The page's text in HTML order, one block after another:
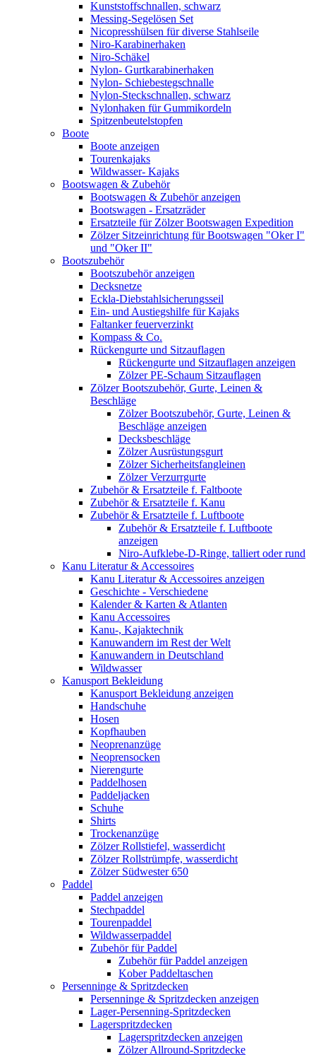
Kunststoffschnallen, schwarz
Messing-Segelösen Set
Nicopresshülsen für diverse Stahlseile
Niro-Karabinerhaken
Niro-Schäkel
Nylon- Gurtkarabinerhaken
Nylon- Schiebestegschnalle
Nylon-Steckschnallen, schwarz
Nylonhaken für Gummikordeln
Spitzenbeutelstopfen
Boote
Boote anzeigen
Tourenkajaks
Wildwasser- Kajaks
Bootswagen & Zubehör
Bootswagen & Zubehör anzeigen
Bootswagen - Ersatzräder
Ersatzteile für Zölzer Bootswagen Expedition
Zölzer Sitzeinrichtung für Bootswagen "Oker I"
und "Oker II"
Bootszubehör
Bootszubehör anzeigen
Decksnetze
Eckla-Diebstahlsicherungsseil
Ein- und Austiegshilfe für Kajaks
Faltanker feuerverzinkt
Kompass & Co.
Rückengurte und Sitzauflagen
Rückengurte und Sitzauflagen anzeigen
Zölzer PE-Schaum Sitzauflagen
Zölzer Bootszubehör, Gurte, Leinen &
Beschläge
Zölzer Bootszubehör, Gurte, Leinen &
Beschläge anzeigen
Decksbeschläge
Zölzer Ausrüstungsgurt
Zölzer Sicherheitsfangleinen
Zölzer Verzurrgurte
Zubehör & Ersatzteile f. Faltboote
Zubehör & Ersatzteile f. Kanu
Zubehör & Ersatzteile f. Luftboote
Zubehör & Ersatzteile f. Luftboote
anzeigen
Niro-Aufklebe-D-Ringe, talliert oder rund
Kanu Literatur & Accessoires
Kanu Literatur & Accessoires anzeigen
Geschichte - Verschiedene
Kalender & Karten & Atlanten
Kanu Accessoires
Kanu-, Kajaktechnik
Kanuwandern im Rest der Welt
Kanuwandern in Deutschland
Wildwasser
Kanusport Bekleidung
Kanusport Bekleidung anzeigen
Handschuhe
Hosen
Kopfhauben
Neoprenanzüge
Neoprensocken
Nierengurte
Paddelhosen
Paddeljacken
Schuhe
Shirts
Trockenanzüge
Zölzer Rollstiefel, wasserdicht
Zölzer Rollstrümpfe, wasserdicht
Zölzer Südwester 650
Paddel
Paddel anzeigen
Stechpaddel
Tourenpaddel
Wildwasserpaddel
Zubehör für Paddel
Zubehör für Paddel anzeigen
Kober Paddeltaschen
Persenninge & Spritzdecken
Persenninge & Spritzdecken anzeigen
Lager-Persenning-Spritzdecken
Lagerspritzdecken
Lagerspritzdecken anzeigen
Zölzer Allround-Spritzdecke